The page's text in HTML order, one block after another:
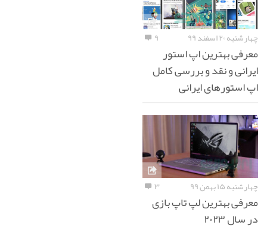
چهارشنبه ۲۰ اسفند ۹۹ ۹
معرفی بهترین اپ استور
ایرانی و نقد و بررسی کامل
اپ استورهای ایرانی
چهارشنبه ۱۵ بهمن ۹۹ ۳
معرفی بهترین لپ تاپ بازی
در سال ۲۰۲۳